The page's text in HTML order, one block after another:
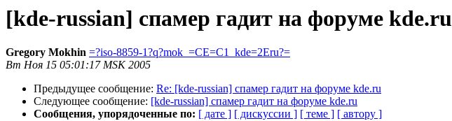
[kde-russian] спамер гадит на форуме kde.ru
Gregory Mokhin =?iso-8859-1?q?mok_=CE=C1_kde=2Eru?=
Вт Ноя 15 05:01:17 MSK 2005
Предыдущее сообщение: Re: [kde-russian] спамер гадит на форуме kde.ru
Следующее сообщение: [kde-russian] спамер гадит на форуме kde.ru
Сообщения, упорядоченные по: [ дате ] [ дискуссии ] [ теме ] [ автору ]